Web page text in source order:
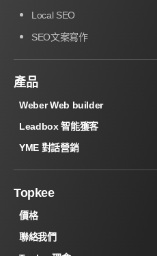
Local SEO
SEO文案寫作
產品
Weber Web builder
Leadbox 智能獲客
YME 對話營銷
Topkee
價格
聯絡我們